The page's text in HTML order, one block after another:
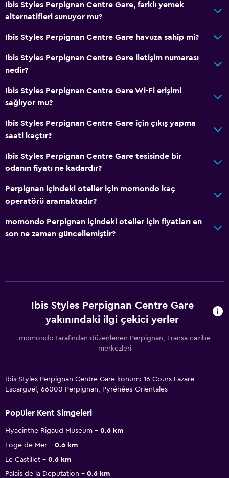
Ibis Styles Perpignan Centre Gare, farklı yemek
alternatifleri sunuyor mu?
Ibis Styles Perpignan Centre Gare havuza sahip mi?
Ibis Styles Perpignan Centre Gare iletişim numarası
nedir?
Ibis Styles Perpignan Centre Gare Wi-Fi erişimi
sağlıyor mu?
Ibis Styles Perpignan Centre Gare için çıkış yapma
saati kaçtır?
Ibis Styles Perpignan Centre Gare tesisinde bir
odanın fiyatı ne kadardır?
Perpignan içindeki oteller için momondo kaç
operatörü aramaktadır?
momondo Perpignan içindeki oteller için fiyatları en
son ne zaman güncellemiştir?
Ibis Styles Perpignan Centre Gare
yakınındaki ilgi çekici yerler
momondo tarafından düzenlenen Perpignan, Fransa cazibe
merkezleri
Ibis Styles Perpignan Centre Gare konum: 16 Cours Lazare
Escarguel, 66000 Perpignan, Pyrénées-Orientales
Popüler Kent Simgeleri
Hyacinthe Rigaud Museum
0.6 km
Loge de Mer
0.6 km
Le Castillet
0.6 km
Palais de la Deputation
0.6 km